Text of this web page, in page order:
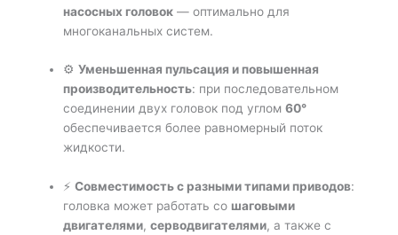
насосных головок — оптимально для
многоканальных систем.
⚙️Уменьшенная пульсация и повышенная
производительность: при последовательном
соединении двух головок под углом60°
обеспечивается более равномерный поток
жидкости.
⚡Совместимость с разными типами приводов:
головка может работать со шаговыми
двигателями,серводвигателями, а также с